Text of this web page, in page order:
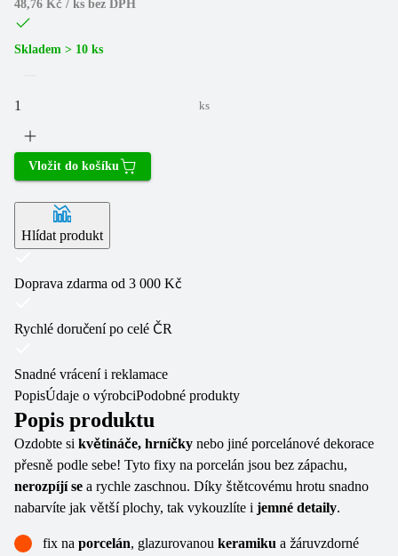
48,76 Kč / ks bez DPH
Skladem > 10 ks
ks
Vložit do košíku
Hlídat produkt
Doprava zdarma od 3 000 Kč
Rychlé doručení po celé ČR
Snadné vrácení i reklamace
PopisÚdaje o výrobciPodobné produkty
Popis produktu
Ozdobte si květináče, hrníčky nebo jiné porcelánové dekorace
přesně podle sebe! Tyto fixy na porcelán jsou bez zápachu,
nerozpíjí se a rychle zaschnou. Díky štětcovému hrotu snadno
nabarvíte jak větší plochy, tak vykouzlíte i jemné detaily.
fix na porcelán, glazurovanou keramiku a žáruvzdorné